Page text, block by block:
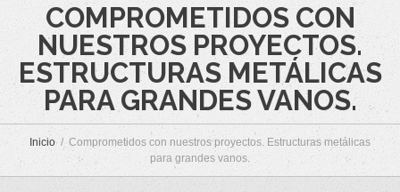
COMPROMETIDOS CON
NUESTROS PROYECTOS.
ESTRUCTURAS METÁLICAS
PARA GRANDES VANOS.
Inicio
Comprometidos con nuestros proyectos. Estructuras metálicas
para grandes vanos.